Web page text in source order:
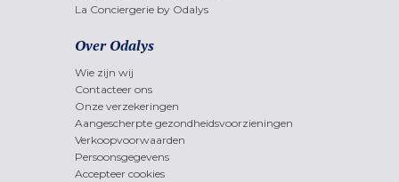
La Conciergerie by Odalys
Over Odalys
Wie zijn wij
Contacteer ons
Onze verzekeringen
Aangescherpte gezondheidsvoorzieningen
Verkoopvoorwaarden
Persoonsgegevens
Accepteer cookies